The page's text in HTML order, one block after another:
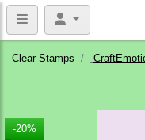
Clear Stamps
-20%